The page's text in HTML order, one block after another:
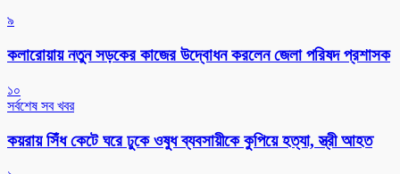
৯
কলারোয়ায় নতুন সড়কের কাজের উদ্বোধন করলেন জেলা পরিষদ প্রশাসক
১০
সর্বশেষ সব খবর
কয়রায় সিঁধ কেটে ঘরে ঢুকে ওষুধ ব্যবসায়ীকে কুপিয়ে হত্যা, স্ত্রী আহত